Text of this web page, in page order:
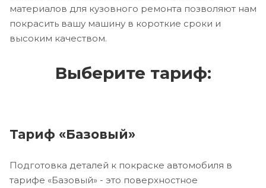
материалов для кузовного ремонта позволяют нам
покрасить вашу машину в короткие сроки и
высоким качеством.
Выберите тариф:
Тариф «Базовый»
Подготовка деталей к покраске автомобиля в
тарифе «Базовый» - это поверхностное